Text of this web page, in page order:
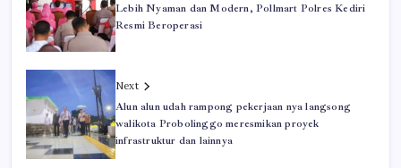
Lebih Nyaman dan Modern, Pollmart Polres Kediri
Resmi Beroperasi
Next
Alun alun udah rampong pekerjaan nya langsong
walikota Probolinggo meresmikan proyek
infrastruktur dan lainnya